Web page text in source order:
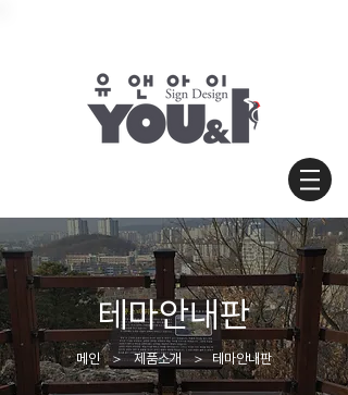
테마안내판
​메인 ＞ 제품소개 ＞ 테마안내판